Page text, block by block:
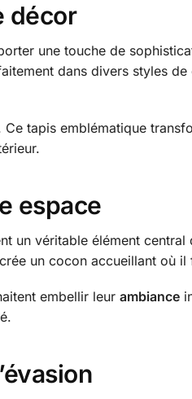
décor
une touche de
dans divers styles de
tapis emblématique
espace
un véritable élément central
un cocon accueillant où
embellir leur ambiance